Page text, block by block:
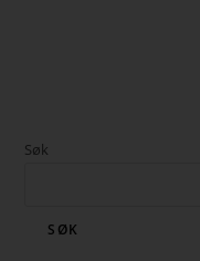
Søk
SØK